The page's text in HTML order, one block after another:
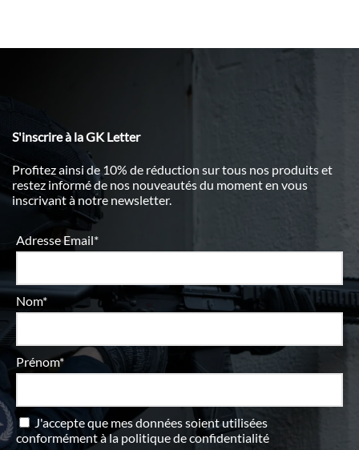
S'inscrire à la GK Letter
Profitez ainsi de 10% de réduction sur tous nos produits et
restez informé de nos nouveautés du moment en vous
inscrivant à notre newsletter.
Adresse Email*
Nom*
Prénom*
J'accepte que mes données soient utilisées
conformément àla politique de confidentialité